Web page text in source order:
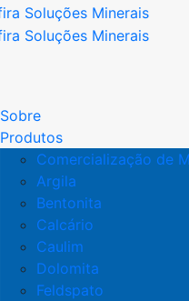
Sobre
Produtos
Comercialização de
Argila
Bentonita
Calcário
Caulim
Dolomita
Feldspato